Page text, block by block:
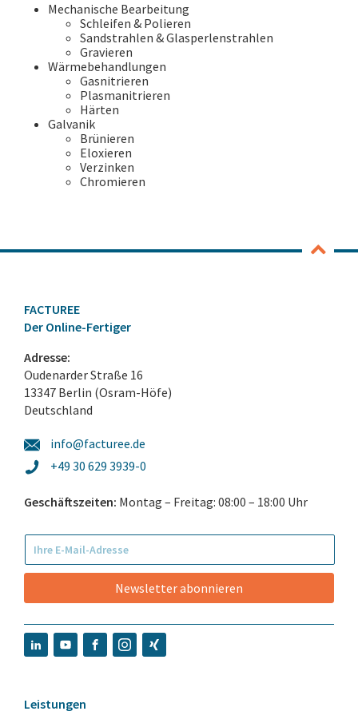
Mechanische Bearbeitung
Schleifen & Polieren
Sandstrahlen & Glasperlenstrahlen
Gravieren
Wärmebehandlungen
Gasnitrieren
Plasmanitrieren
Härten
Galvanik
Brünieren
Eloxieren
Verzinken
Chromieren
FACTUREE
Der Online-Fertiger
Adresse:
Oudenarder Straße 16
13347 Berlin (Osram-Höfe)
Deutschland
info@facturee.de
+49 30 629 3939-0
Geschäftszeiten: Montag – Freitag: 08:00 – 18:00 Uhr
Newsletter abonnieren
Leistungen